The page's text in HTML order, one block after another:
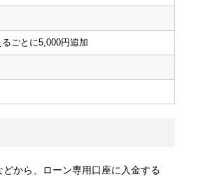
ごとに5,000円追加
から、ローン専用口座に入金する